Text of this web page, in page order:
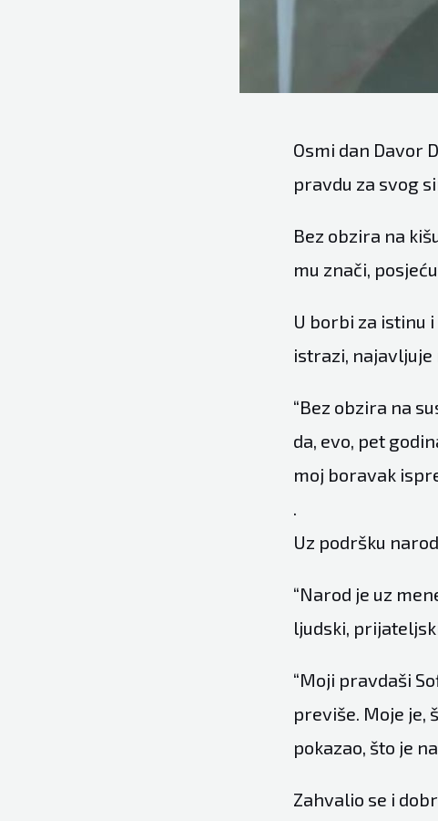
Osmi dan Davor
pravdu za svog
Bez obzira na
mu znači,
U borbi za istinu
istrazi, najavljuje
“Bez obzira na
da, evo, pet
moj boravak
.
Uz podršku
“Narod je uz
ljudski,
“Moji pravdaši
previše. Moje je,
pokazao, što je
Zahvalio se i